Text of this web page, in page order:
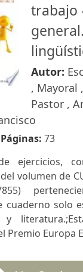
trabajo
Autor:
, Mayoral
Pastor ,
73
ejercicios,
volumen de
cuaderno solo
Premio Europa